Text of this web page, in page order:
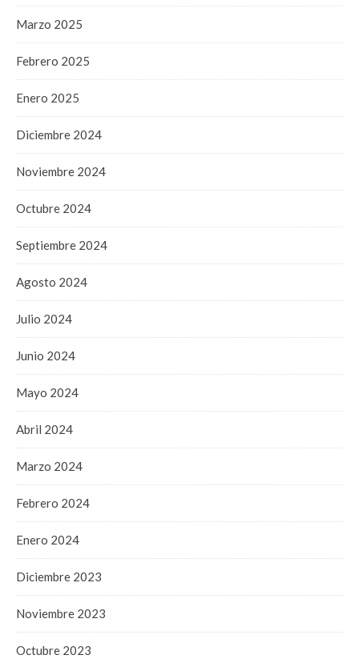
Marzo 2025
Febrero 2025
Enero 2025
Diciembre 2024
Noviembre 2024
Octubre 2024
Septiembre 2024
Agosto 2024
Julio 2024
Junio 2024
Mayo 2024
Abril 2024
Marzo 2024
Febrero 2024
Enero 2024
Diciembre 2023
Noviembre 2023
Octubre 2023